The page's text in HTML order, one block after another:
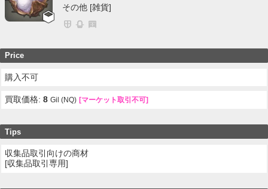
その他 [雑貨]
Price
購入不可
買取価格:8 Gil (NQ) [マーケット取引不可]
Tips
収集品取引向けの商材
[収集品取引専用]